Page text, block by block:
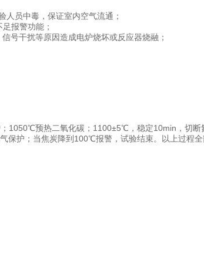
人员中毒，保证室内空气流通；
报警功能；
号干扰等原因造成电炉烧坏或反应器烧融；
预热二氧化碳；1100±5℃，稳定10min，切断
保护；当焦炭降到100℃报警，试验结束。以上过程全